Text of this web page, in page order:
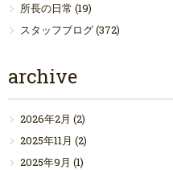
所長の日常 (19)
スタッフブログ(372)
archive
2026年2月 (2)
2025年11月 (2)
2025年9月 (1)